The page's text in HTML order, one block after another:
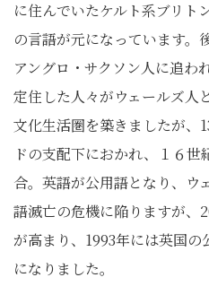
に住んでいたケルト系ブリト
の言語が元になっています。
アングロ・サクソン人に追わ
定住した人々がウェールズ人
文化生活圏を築きましたが、
ドの支配下におかれ、１６
合。英語が公用語となり、ウ
語滅亡の危機に陥りますが、
が高まり、1993年には英国の
になりました。